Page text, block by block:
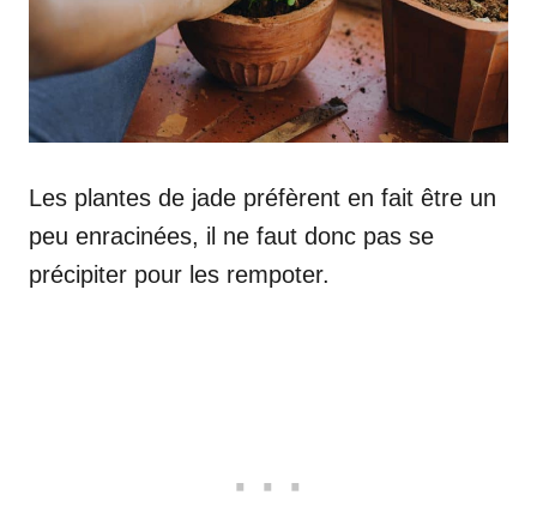
Les plantes de jade préfèrent en fait être un
peu enracinées, il ne faut donc pas se
précipiter pour les rempoter.